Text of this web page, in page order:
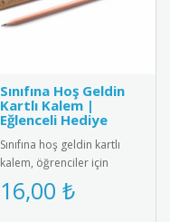
Sınıfına Hoş Geldin
Kartlı Kalem |
Eğlenceli Hediye
Sınıfına hoş geldin kartlı
kalem, öğrenciler için
eğlenceli ve kullanışlı bir
hediye. Her ürün bir k..
16,00 ₺